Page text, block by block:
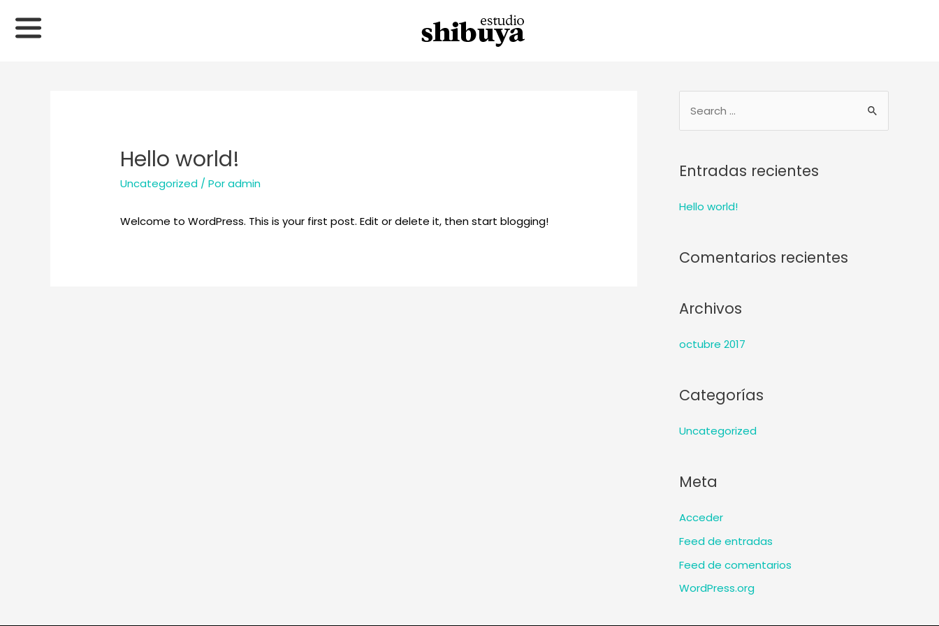
Hello world!
Uncategorized / Poradmin
Welcome to WordPress. This is your first post. Edit or delete it, then start blogging!
Entradas recientes
Hello world!
Comentarios recientes
Archivos
octubre 2017
Categorías
Uncategorized
Meta
Acceder
Feed de entradas
Feed de comentarios
WordPress.org